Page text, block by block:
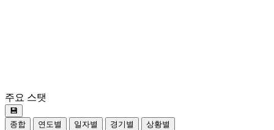
주요 스탯
💾
종합
연도별 일자별 경기별 상황별